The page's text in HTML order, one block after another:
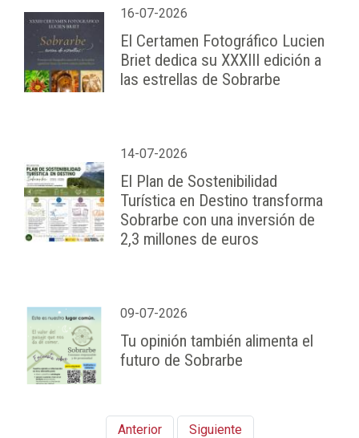
16-07-2026
El Certamen Fotográfico Lucien
Briet dedica su XXXIII edición a
las estrellas de Sobrarbe
14-07-2026
El Plan de Sostenibilidad
Turística en Destino transforma
Sobrarbe con una inversión de
2,3 millones de euros
09-07-2026
Tu opinión también alimenta el
futuro de Sobrarbe
Anterior Siguiente